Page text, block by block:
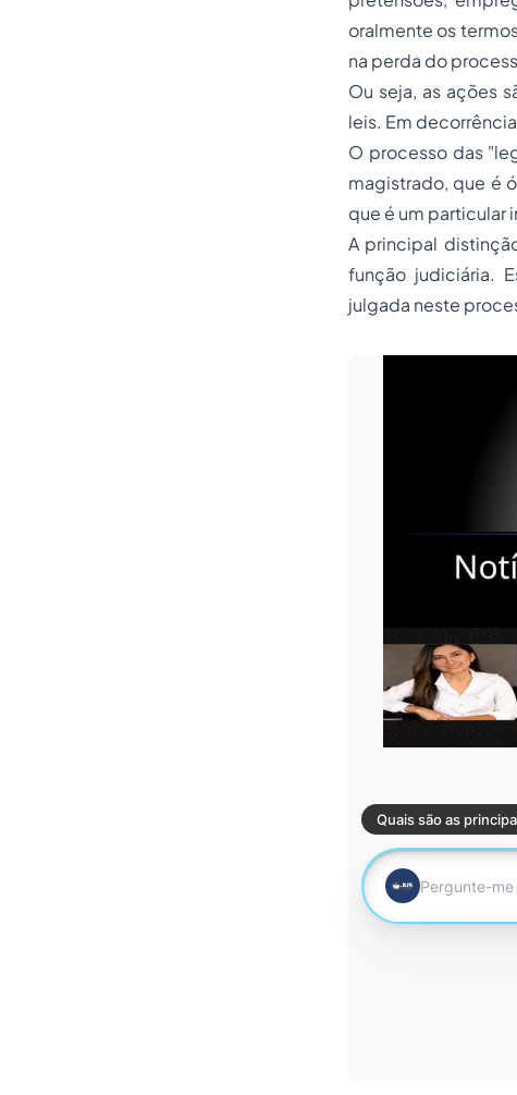
oralmente os
na perda do
Ou seja, as ações
leis. Em
O processo das
magistrado, que é
que é um particular
A principal
função judiciária.
julgada neste